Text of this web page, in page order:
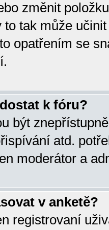
změnit
to tak může
opatřením se
k fóru?
být
atd.
moderátor a
v anketě?
registrovaní